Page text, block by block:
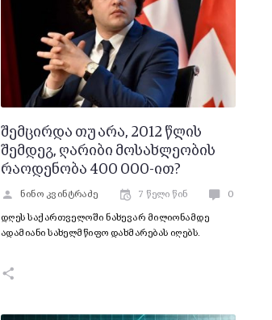
შემცირდა თუ არა, 2012 წლის
შემდეგ, ღარიბი მოსახლეობის
რაოდენობა 400 000-ით?
ნინო კვინტრაძე 7 წელი წინ 0
დღეს საქართველოში ნახევარ მილიონამდე
ადამიანი სახელმწიფო დახმარებას იღებს.